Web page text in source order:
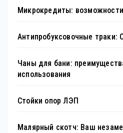
Микрокредиты:
Антипробуксовочные траки:
Чаны для бани:
использования
Стойки опор ЛЭП
Малярный скотч: Ваш